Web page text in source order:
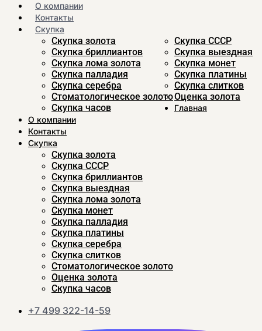
О компании
Контакты
Скупка
Скупка золота
Скупка CCСР
Скупка бриллиантов
Скупка выездная
Скупка лома золота
Скупка монет
Скупка палладия
Скупка платины
Скупка серебра
Скупка слитков
Стоматологическое золотоОценка золота
Скупка часов
Главная
О компании
Контакты
Скупка
Скупка золота
Скупка CCСР
Скупка бриллиантов
Скупка выездная
Скупка лома золота
Скупка монет
Скупка палладия
Скупка платины
Скупка серебра
Скупка слитков
Стоматологическое золото
Оценка золота
Скупка часов
+7 499 322-14-59